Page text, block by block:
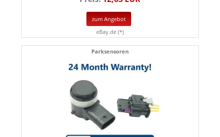
zum Angebot
eBay.de (*)
Parksensoren